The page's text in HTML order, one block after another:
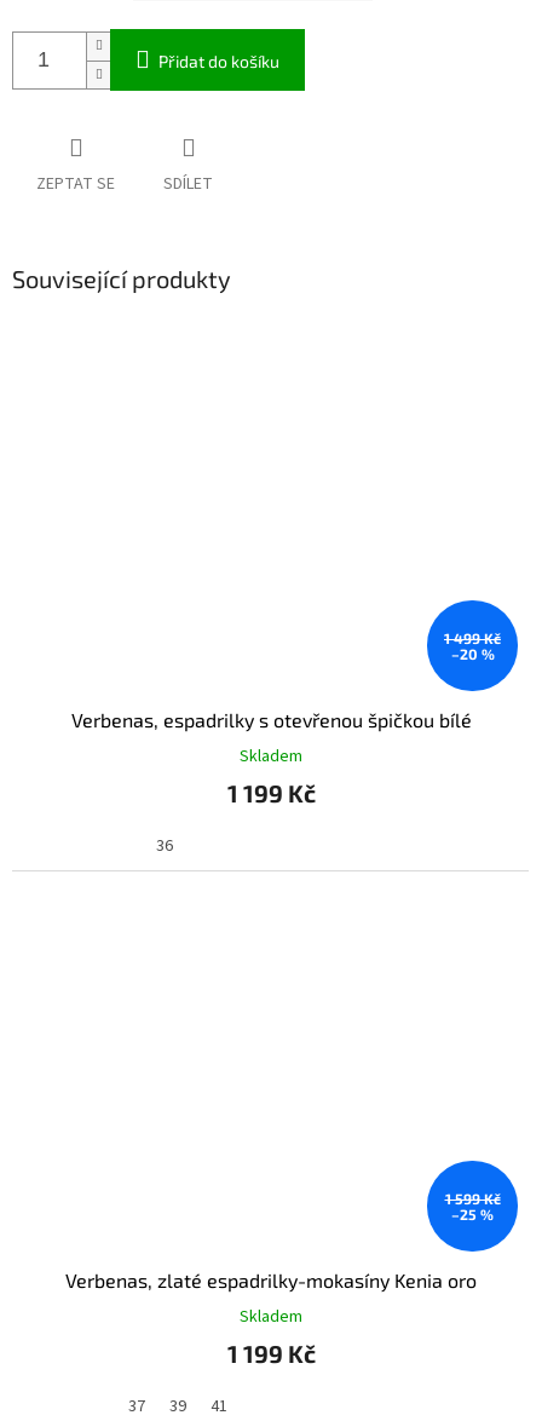
Přidat do košíku
ZEPTAT SE SDÍLET
Související produkty
1 499 Kč
–20 %
Verbenas, espadrilky s otevřenou špičkou bílé
Skladem
1 199 Kč
36
1 599 Kč
–25 %
Verbenas, zlaté espadrilky-mokasíny Kenia oro
Skladem
1 199 Kč
37 39 41